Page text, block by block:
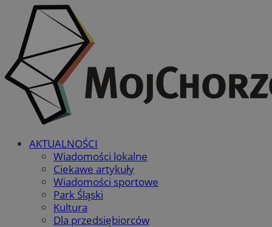
AKTUALNOŚCI
Wiadomości lokalne
Ciekawe artykuły
Wiadomości sportowe
Park Śląski
Kultura
Dla przedsiębiorców